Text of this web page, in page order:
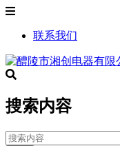
联系我们
搜索内容